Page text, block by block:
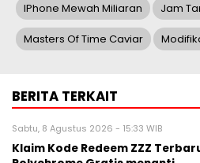
IPhone Mewah Miliaran Jam
Masters Of Time Caviar
BERITA TERKAIT
Sabtu, 8 Agustus 2026 - 15:33 WIB
Klaim Kode Redeem ZZZ